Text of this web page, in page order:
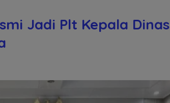
Jadi Plt Kepala Dinas